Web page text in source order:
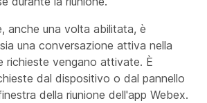
anche una volta abilitata, è
una conversazione attiva nella
richieste vengano attivate. È
dal dispositivo o dal pannello
della riunione dell'app Webex.